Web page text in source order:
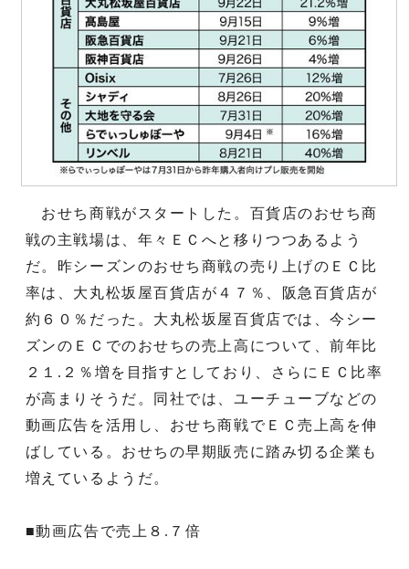
おせち商戦がスタートした。百貨店のおせち商
戦の主戦場は、年々ＥＣへと移りつつあるよう
だ。昨シーズンのおせち商戦の売り上げのＥＣ比
率は、大丸松坂屋百貨店が４７％、阪急百貨店が
約６０％だった。大丸松坂屋百貨店では、今シー
ズンのＥＣでのおせちの売上高について、前年比
２１.２％増を目指すとしており、さらにＥＣ比率
が高まりそうだ。同社では、ユーチューブなどの
動画広告を活用し、おせち商戦でＥＣ売上高を伸
ばしている。おせちの早期販売に踏み切る企業も
増えているようだ。
■動画広告で売上８.７倍